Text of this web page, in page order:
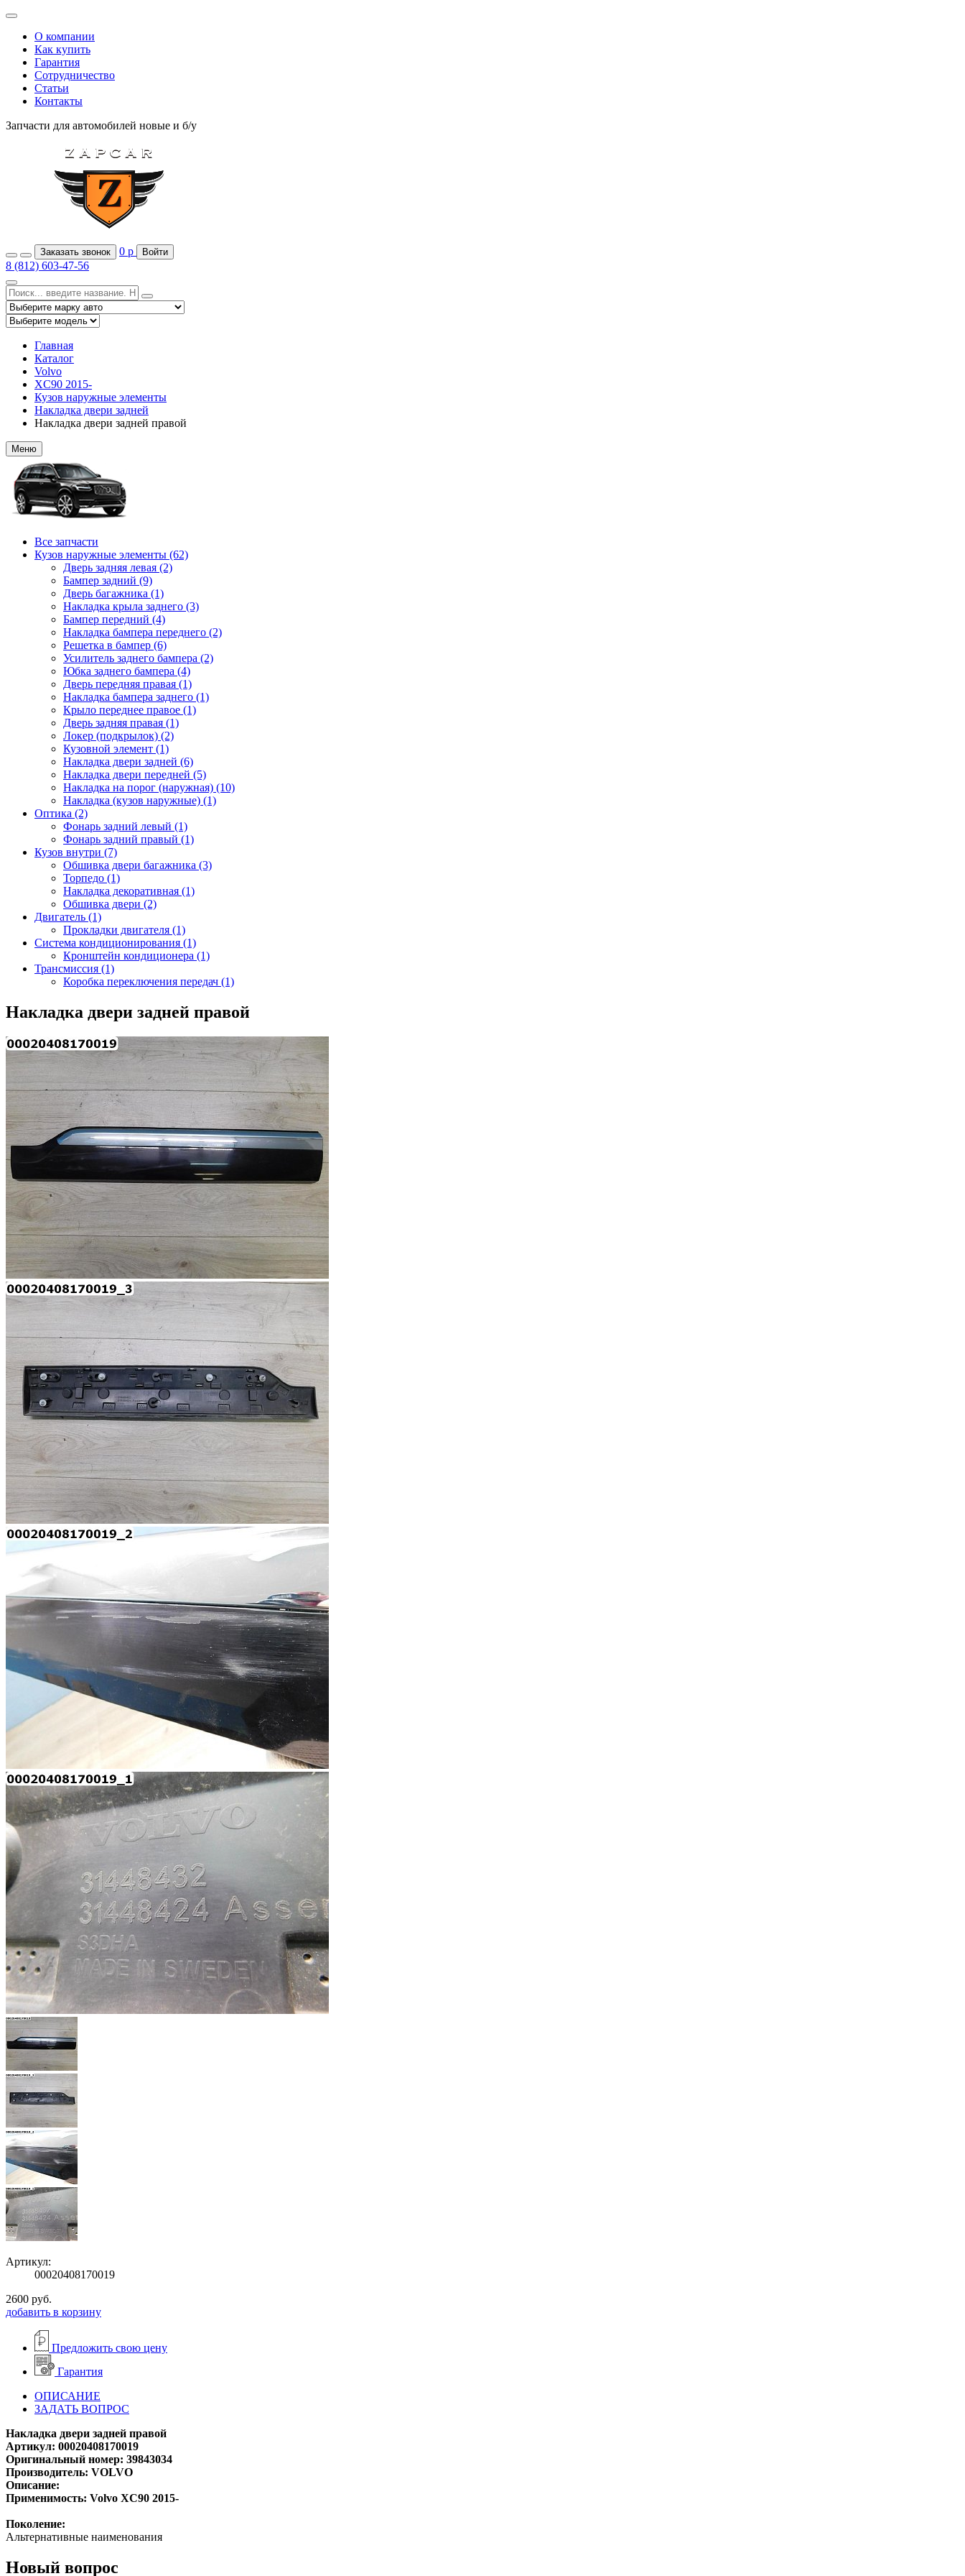
О компании
Как купить
Гарантия
Сотрудничество
Статьи
Контакты
Запчасти для автомобилей новые и б/у
Заказать звонок 0 р Войти
8 (812) 603-47-56
Главная
Каталог
Volvo
XC90 2015-
Кузов наружные элементы
Накладка двери задней
Накладка двери задней правой
Меню
Все запчасти
Кузов наружные элементы (62)
Дверь задняя левая (2)
Бампер задний (9)
Дверь багажника (1)
Накладка крыла заднего (3)
Бампер передний (4)
Накладка бампера переднего (2)
Решетка в бампер (6)
Усилитель заднего бампера (2)
Юбка заднего бампера (4)
Дверь передняя правая (1)
Накладка бампера заднего (1)
Крыло переднее правое (1)
Дверь задняя правая (1)
Локер (подкрылок) (2)
Кузовной элемент (1)
Накладка двери задней (6)
Накладка двери передней (5)
Накладка на порог (наружная) (10)
Накладка (кузов наружные) (1)
Оптика (2)
Фонарь задний левый (1)
Фонарь задний правый (1)
Кузов внутри (7)
Обшивка двери багажника (3)
Торпедо (1)
Накладка декоративная (1)
Обшивка двери (2)
Двигатель (1)
Прокладки двигателя (1)
Система кондиционирования (1)
Кронштейн кондиционера (1)
Трансмиссия (1)
Коробка переключения передач (1)
Накладка двери задней правой
Артикул:
00020408170019
2600 руб.
добавить в корзину
Предложить свою цену
Гарантия
ОПИСАНИЕ
ЗАДАТЬ ВОПРОС
Накладка двери задней правой
Артикул: 00020408170019
Оригинальный номер: 39843034
Производитель: VOLVO
Описание:
Применимость: Volvo XC90 2015-
Поколение:
Альтернативные наименования
Новый вопрос